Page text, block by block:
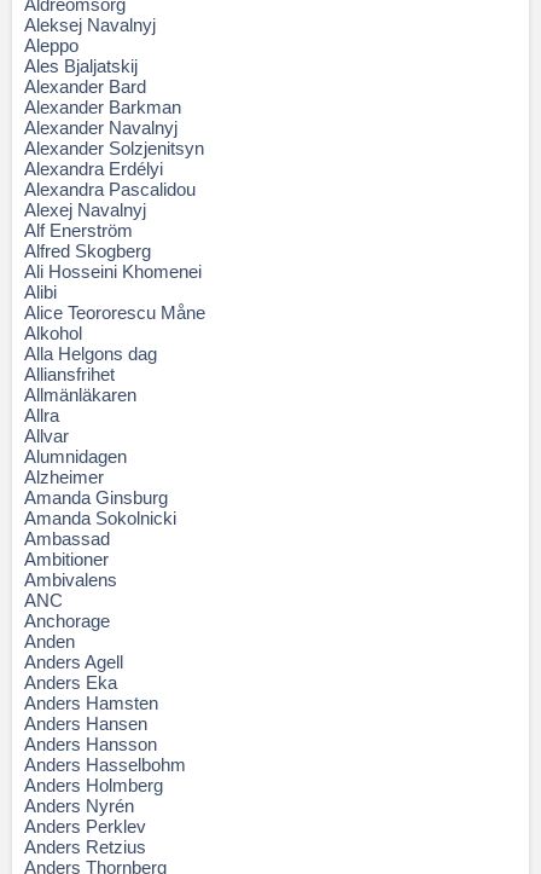
Äldreomsorg
Aleksej Navalnyj
Aleppo
Ales Bjaljatskij
Alexander Bard
Alexander Barkman
Alexander Navalnyj
Alexander Solzjenitsyn
Alexandra Erdélyi
Alexandra Pascalidou
Alexej Navalnyj
Alf Enerström
Alfred Skogberg
Ali Hosseini Khomenei
Alibi
Alice Teororescu Måne
Alkohol
Alla Helgons dag
Alliansfrihet
Allmänläkaren
Allra
Allvar
Alumnidagen
Alzheimer
Amanda Ginsburg
Amanda Sokolnicki
Ambassad
Ambitioner
Ambivalens
ANC
Anchorage
Anden
Anders Agell
Anders Eka
Anders Hamsten
Anders Hansen
Anders Hansson
Anders Hasselbohm
Anders Holmberg
Anders Nyrén
Anders Perklev
Anders Retzius
Anders Thornberg